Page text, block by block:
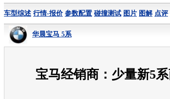
车型综述 行情-报价 参数配置 碰撞测试 图片 图解 点评
华晨宝马 5系
宝马经销商：少量新5